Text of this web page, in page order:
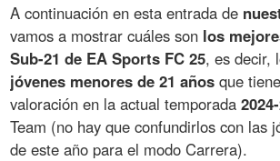
A continuación en esta entrada de
vamos a mostrar cuáles son los
Sub-21 de EA Sports FC 25, es decir,
jóvenes menores de 21 años que
valoración en la actual temporada
Team (no hay que confundirlos con las
de este año para el modo Carrera).